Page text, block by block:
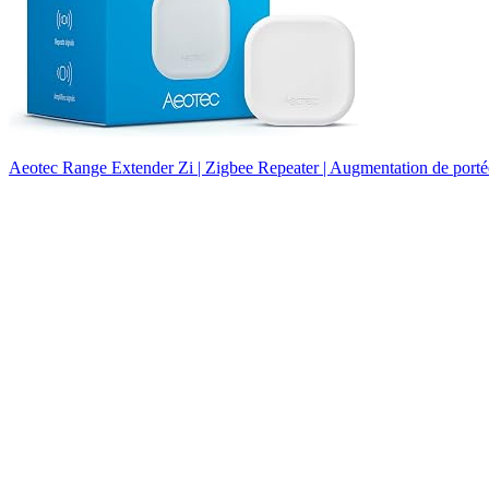
Aeotec Range Extender Zi | Zigbee Repeater | Augmentation de